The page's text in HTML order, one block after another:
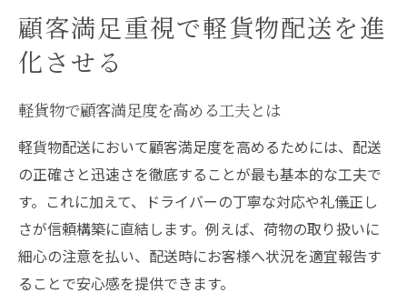
サービス強化が導く軽貨物の信頼構築術
軽貨物サービス強化で信頼関係を築く方法
顧客満足に直結する軽貨物の対応力向上
軽貨物サービス改善が選ばれる理由とは
迅速な軽貨物対応が信頼力を高める秘訣
軽貨物の柔軟なサービスで顧客満足実現
効率を求めるなら軽貨物の顧客対応が要
軽貨物の効率化と顧客満足実現のコツ
顧客対応力が軽貨物効率を左右する理由
軽貨物で効率と顧客満足を両立させる方法
顧客満足重視で軽貨物配送を進
化させる
軽貨物で顧客満足度を高める工夫とは
軽貨物配送において顧客満足度を高めるためには、配送
の正確さと迅速さを徹底することが最も基本的な工夫で
す。これに加えて、ドライバーの丁寧な対応や礼儀正し
さが信頼構築に直結します。例えば、荷物の取り扱いに
細心の注意を払い、配送時にお客様へ状況を適宜報告す
ることで安心感を提供できます。